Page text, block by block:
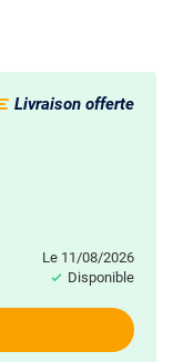
le 11/08/2026
Disponible
Livraison offerte